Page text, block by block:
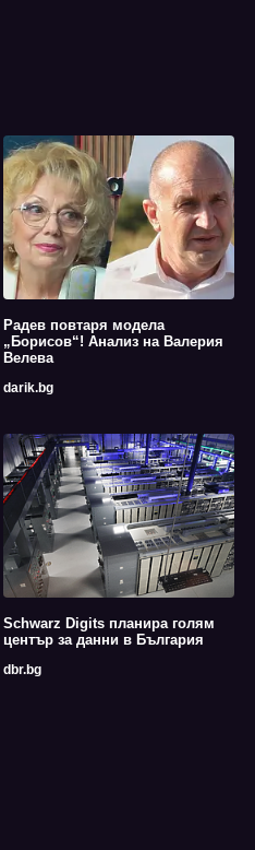
Радев повтаря модела
„Борисов“! Анализ на Валерия
Велева
darik.bg
Schwarz Digits планира голям
център за данни в България
dbr.bg